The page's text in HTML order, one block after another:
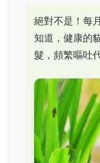
絕對不是！每
知道，健康的
髮，頻繁嘔吐